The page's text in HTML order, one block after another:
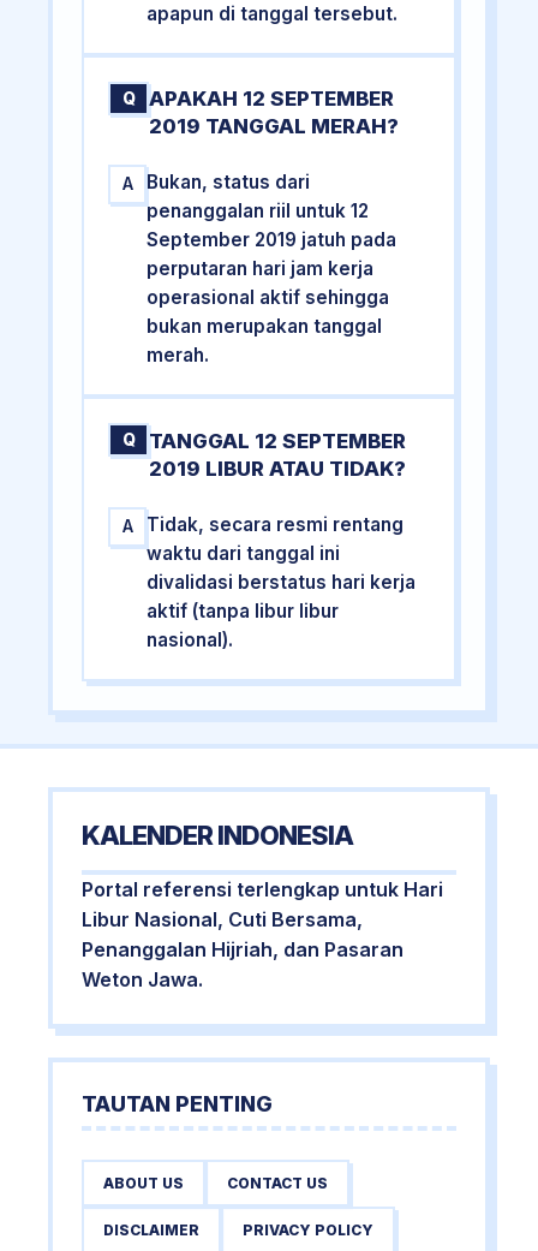
apapun di tanggal tersebut.
Q
APAKAH 12 SEPTEMBER
2019 TANGGAL MERAH?
A
Bukan, status dari
penanggalan riil untuk 12
September 2019 jatuh pada
perputaran hari jam kerja
operasional aktif sehingga
bukan merupakan tanggal
merah.
Q
TANGGAL 12 SEPTEMBER
2019 LIBUR ATAU TIDAK?
A
Tidak, secara resmi rentang
waktu dari tanggal ini
divalidasi berstatus hari kerja
aktif (tanpa libur libur
nasional).
KALENDER INDONESIA
Portal referensi terlengkap untuk Hari
Libur Nasional, Cuti Bersama,
Penanggalan Hijriah, dan Pasaran
Weton Jawa.
TAUTAN PENTING
ABOUT US CONTACT US
DISCLAIMER PRIVACY POLICY